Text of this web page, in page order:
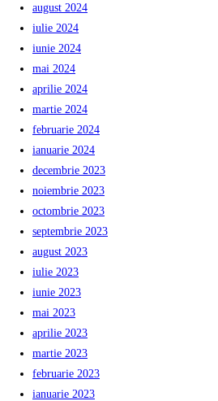
august 2024
iulie 2024
iunie 2024
mai 2024
aprilie 2024
martie 2024
februarie 2024
ianuarie 2024
decembrie 2023
noiembrie 2023
octombrie 2023
septembrie 2023
august 2023
iulie 2023
iunie 2023
mai 2023
aprilie 2023
martie 2023
februarie 2023
ianuarie 2023